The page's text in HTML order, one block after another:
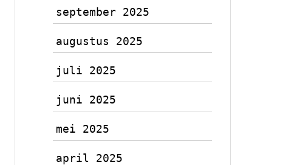
september 2025
augustus 2025
juli 2025
juni 2025
mei 2025
april 2025